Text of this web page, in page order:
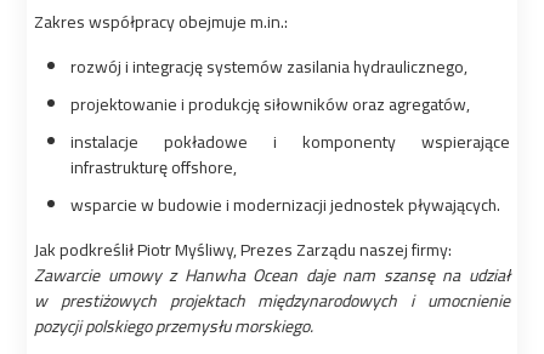
Zakres współpracy obejmuje m.in.:
rozwój i integrację systemów zasilania hydraulicznego,
projektowanie i produkcję siłowników oraz agregatów,
instalacje pokładowe i komponenty wspierające
infrastrukturę offshore,
wsparcie w budowie i modernizacji jednostek pływających.
Jak podkreślił Piotr Myśliwy, Prezes Zarządu naszej firmy:
Zawarcie umowy z Hanwha Ocean daje nam szansę na udział
w prestiżowych projektach międzynarodowych i umocnienie
pozycji polskiego przemysłu morskiego.